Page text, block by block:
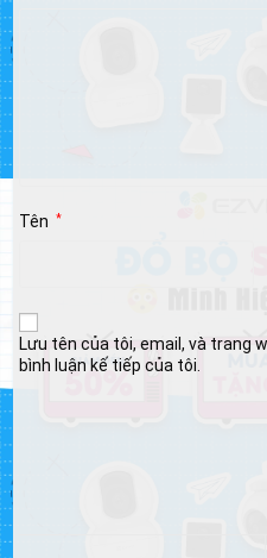
Tên *
Lưu tên của tôi, email, và trang
bình luận kế tiếp của tôi.